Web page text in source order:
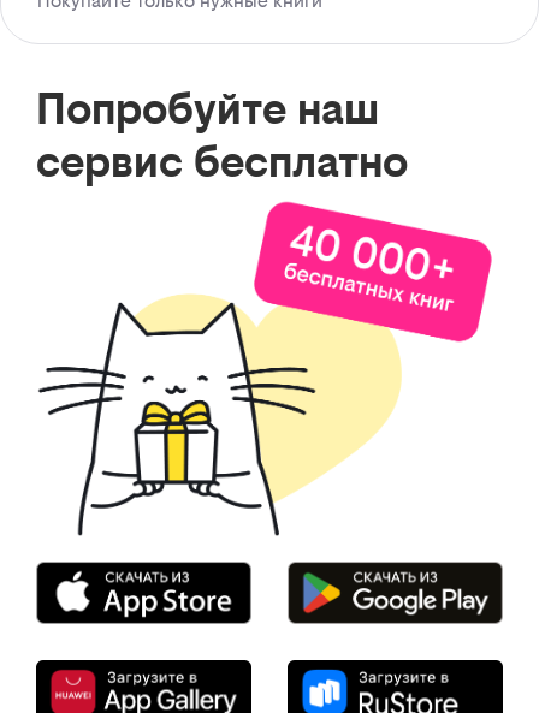
Попробуйте наш
сервис бесплатно